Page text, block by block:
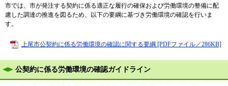
市では、市が発注する契約に係る適正な履行の確保および労働環境の整備に配
慮した調達の推進を図るため、以下の要綱に基づき労働環境の確認を行いま
す。
上尾市公契約に係る労働環境の確認に関する要綱 [PDFファイル／286KB]
公契約に係る労働環境の確認ガイドライン